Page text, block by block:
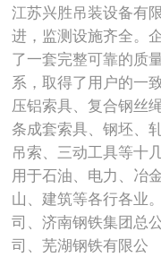
江苏兴胜吊装设备有
进，监测设施齐全。
了一套完整可靠的质
系，取得了用户的一
压铝索具、复合钢丝
条成套索具、钢坯、
吊索、三动工具等十
用于石油、电力、冶
山、建筑等各行各业
司、济南钢铁集团总
司、芜湖钢铁有限公